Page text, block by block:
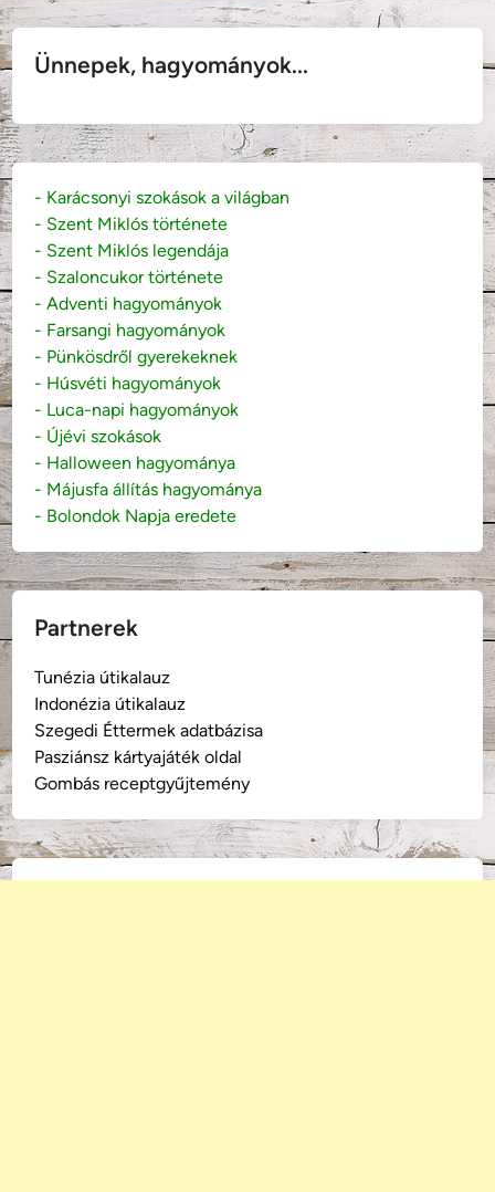
Ünnepek, hagyományok...
- Karácsonyi szokások a világban
- Szent Miklós története
- Szent Miklós legendája
- Szaloncukor története
- Adventi hagyományok
- Farsangi hagyományok
- Pünkösdről gyerekeknek
- Húsvéti hagyományok
- Luca-napi hagyományok
- Újévi szokások
- Halloween hagyománya
- Májusfa állítás hagyománya
- Bolondok Napja eredete
Partnerek
Tunézia útikalauz
Indonézia útikalauz
Szegedi Éttermek adatbázisa
Pasziánsz kártyajáték oldal
Gombás receptgyűjtemény